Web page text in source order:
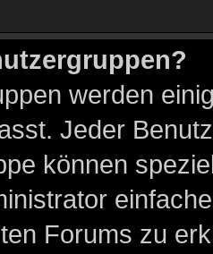
werden
Jeder
können
Forums zu